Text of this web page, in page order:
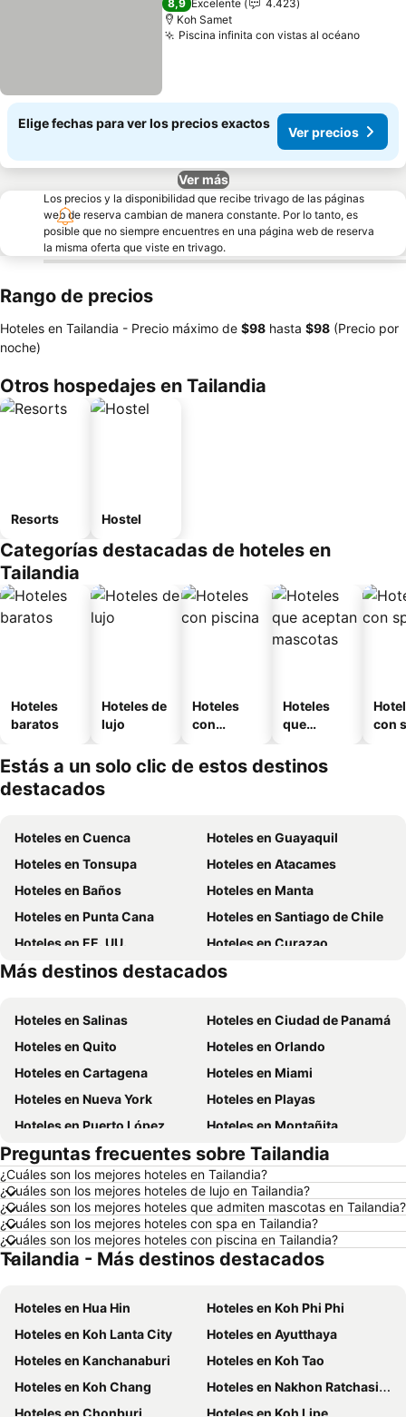
8,9 Excelente
4.423
Koh Samet
Piscina infinita con vistas al océanoVer
Elige fechas para ver los precios exactos
Ver precios
Ver más
Los precios y la disponibilidad que recibe trivago de las páginas
web de reserva cambian de manera constante. Por lo tanto, es
posible que no siempre encuentres en una página web de reserva
la misma oferta que viste en trivago.
Rango de precios
Hoteles en Tailandia - Precio máximo de ‎$98 hasta ‎$98 (Precio por
noche)
Otros hospedajes en Tailandia
Resorts Hostel
Categorías destacadas de hoteles en
Tailandia
Hoteles
baratos
Hoteles de
lujo
Hoteles
con
Hoteles
que
mascotas
con
Estás a un solo clic de estos destinos
destacados
Hoteles en Cuenca
Hoteles en Guayaquil
Hoteles en Tonsupa
Hoteles en Atacames
Hoteles en Baños
Hoteles en Manta
Hoteles en Punta Cana
Hoteles en Santiago de Chile
Hoteles en EE. UU.
Hoteles en Curazao
Hoteles en Lima
Hoteles en Santa Cruz
Más destinos destacados
Hoteles en Salinas
Hoteles en Ciudad de Panamá
Hoteles en Quito
Hoteles en Orlando
Hoteles en Cartagena
Hoteles en Miami
Hoteles en Nueva York
Hoteles en Playas
Hoteles en Puerto López
Hoteles en Montañita
Hoteles en Zorritos
Hoteles en Madrid
Hoteles en Roma
Hoteles en Bogotá
Hoteles en Riobamba
Hoteles en París
Hoteles en Ambato
Hoteles en Ibarra
Hoteles en Loja
Hoteles en Chicago
Hoteles en Panamá
Hoteles en Galápagos
Hoteles en Esmeraldas
Hoteles en San Cristóbal
Hoteles en Argentina
Hoteles en Puerto Rico
Hoteles en Nuevo Hampshire
Hoteles en París
Preguntas frecuentes sobre Tailandia
¿Cuáles son los mejores hoteles en Tailandia?
¿Cuáles son los mejores hoteles de lujo en Tailandia?
¿Cuáles son los mejores hoteles que admiten mascotas en Tailandia?
¿Cuáles son los mejores hoteles con spa en Tailandia?
¿Cuáles son los mejores hoteles con piscina en Tailandia?
Tailandia - Más destinos destacados
Hoteles en Hua Hin
Hoteles en Koh Phi Phi
Hoteles en Koh Lanta City
Hoteles en Ayutthaya
Hoteles en Kanchanaburi
Hoteles en Koh Tao
Hoteles en Koh Chang
Hoteles en Nakhon Ratchasima
Hoteles en Chonburi
Hoteles en Koh Lipe